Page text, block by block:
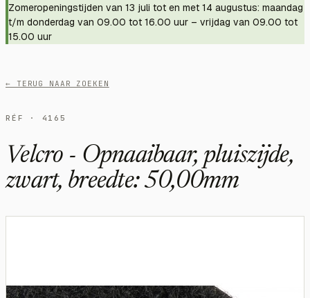
Zomeropeningstijden van 13 juli tot en met 14 augustus: maandag
t/m donderdag van 09.00 tot 16.00 uur – vrijdag van 09.00 tot
15.00 uur
← TERUG NAAR ZOEKEN
RÉF · 4165
Velcro - Opnaaibaar, pluiszijde,
zwart, breedte: 50,00mm